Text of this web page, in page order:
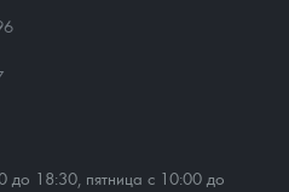
до 18:30, пятница с 10:00 до